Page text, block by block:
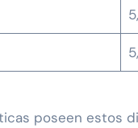
poseen estos